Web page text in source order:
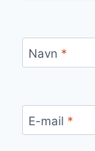
Navn *
E-mail *